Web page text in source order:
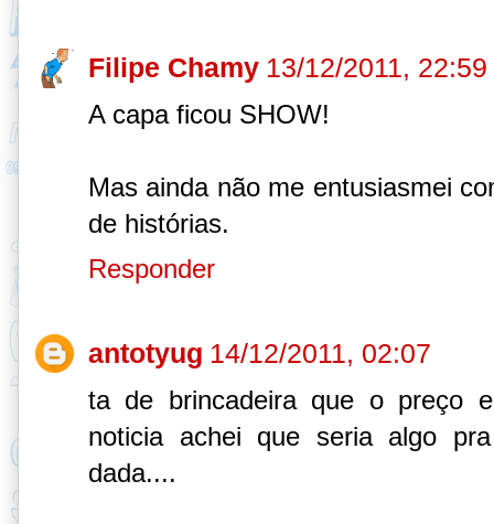
Filipe Chamy 13/12/2011, 22:59
A capa ficou SHOW!
Mas ainda não me entusiasmei
de histórias.
Responder
antotyug 14/12/2011, 02:07
ta de brincadeira que o preço
noticia achei que seria algo
dada....